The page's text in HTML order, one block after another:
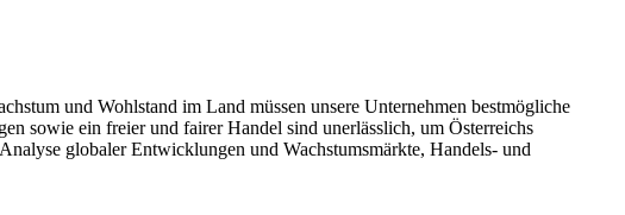
und Wohlstand im Land müssen unsere Unternehmen bestmögliche
sowie ein freier und fairer Handel sind unerlässlich, um Österreichs
globaler Entwicklungen und Wachstumsmärkte, Handels- und